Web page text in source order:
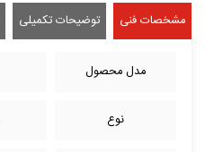
مشخصات فنی توضیحات تکمیلی
مدل محصول
نوع